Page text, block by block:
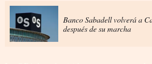
Banco Sabadell volverá a
después de su marcha